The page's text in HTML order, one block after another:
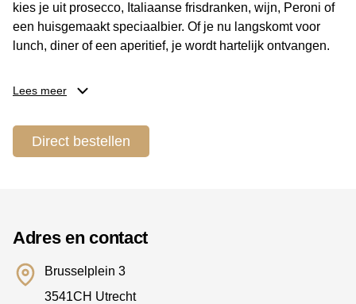
kies je uit prosecco, Italiaanse frisdranken, wijn, Peroni of
een huisgemaakt speciaalbier. Of je nu langskomt voor
lunch, diner of een aperitief, je wordt hartelijk ontvangen.
Keuken en specialiteiten
elke pizza vers wordt gebakken en rijkelijk belegd met
kwaliteitsproducten uit Italië. Naast klassieke combinaties
mooie aanvulling bij elk gerecht.
Locatie en bereikbaarheid
Je vindt het restaurant aan het levendige Brusselplein in
Lees meer
Direct bestellen
Adres en contact
Brusselplein 3
3541CH Utrecht